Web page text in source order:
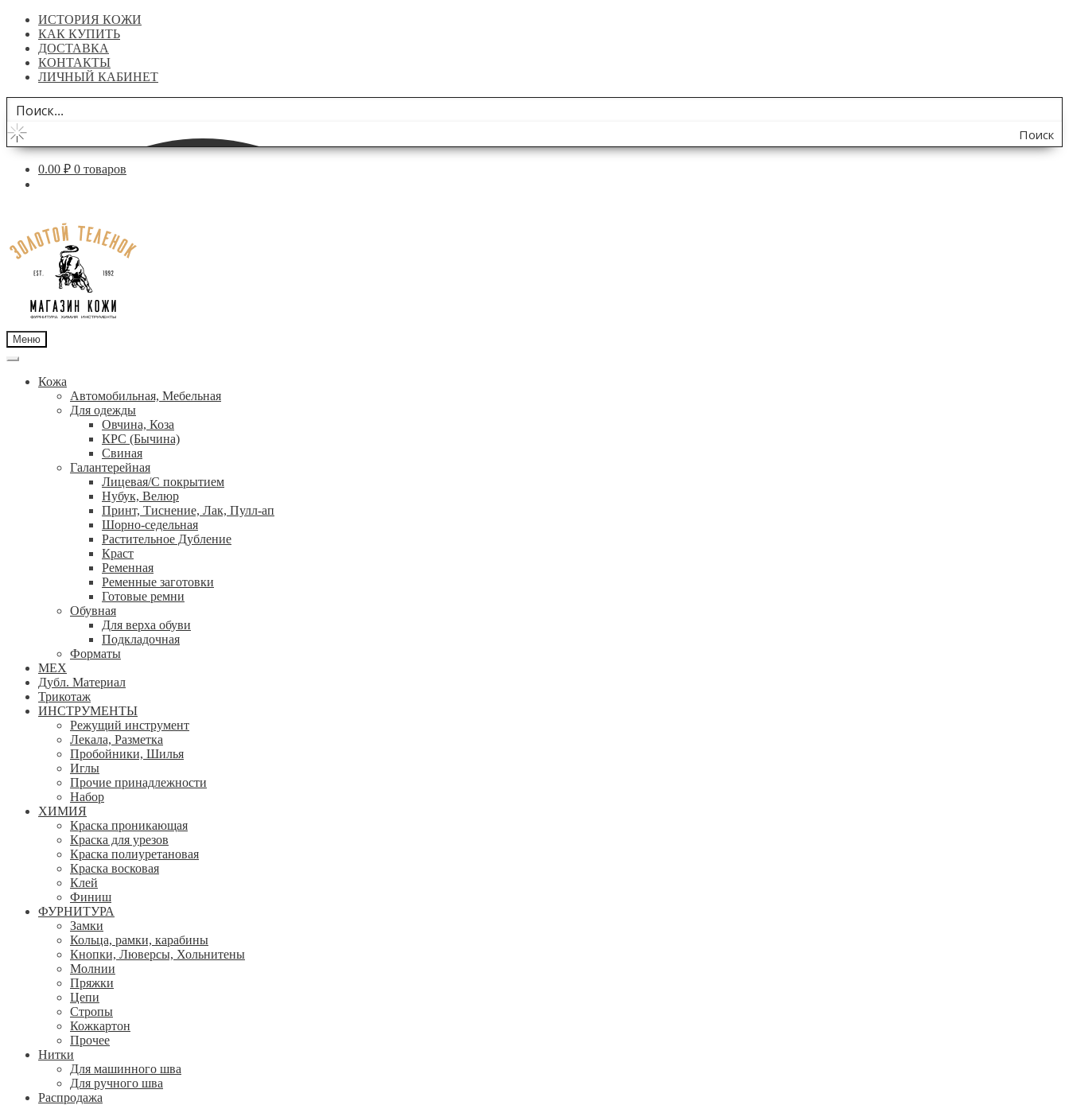
ИСТОРИЯ КОЖИ
КАК КУПИТЬ
ДОСТАВКА
КОНТАКТЫ
ЛИЧНЫЙ КАБИНЕТ
Поиск
по
0.00 ₽ 0 товаров
навигации
содержимому
Меню
Кожа
Автомобильная, Мебельная
Для одежды
Овчина, Коза
КРС (Бычина)
Свиная
Галантерейная
Лицевая/С покрытием
Нубук, Велюр
Принт, Тиснение, Лак, Пулл-ап
Шорно-седельная
Растительное Дубление
Краст
Ременная
Ременные заготовки
Готовые ремни
Обувная
Для верха обуви
Подкладочная
Форматы
МЕХ
Дубл. Материал
Трикотаж
ИНСТРУМЕНТЫ
Режущий инструмент
Лекала, Разметка
Пробойники, Шилья
Иглы
Прочие принадлежности
Набор
ХИМИЯ
Краска проникающая
Краска для урезов
Краска полиуретановая
Краска восковая
Клей
Финиш
ФУРНИТУРА
Замки
Кольца, рамки, карабины
Кнопки, Люверсы, Хольнитены
Молнии
Пряжки
Цепи
Стропы
Кожкартон
Прочее
Нитки
Для машинного шва
Для ручного шва
Распродажа